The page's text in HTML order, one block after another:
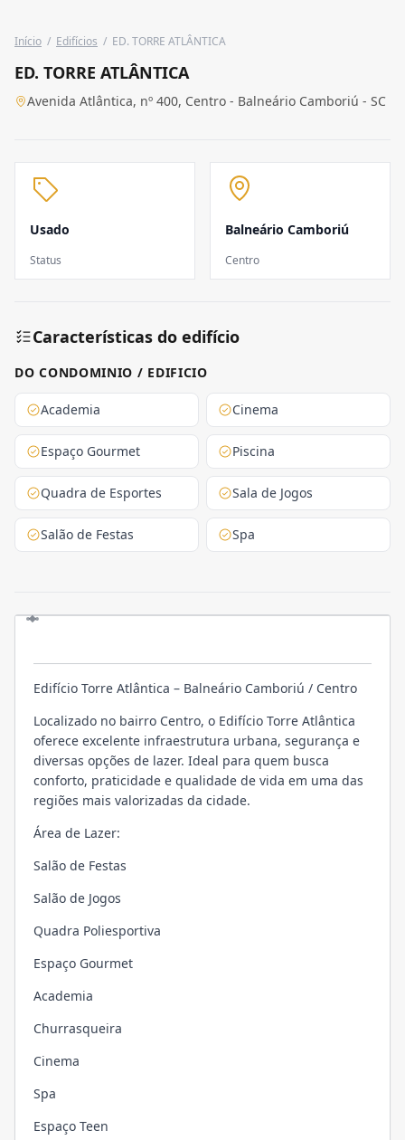
Início / Edifícios / ED. TORRE ATLÂNTICA
ED. TORRE ATLÂNTICA
Avenida Atlântica, nº 400, Centro - Balneário Camboriú - SC
Usado
Status
Balneário Camboriú
Centro
Características do edifício
DO CONDOMINIO / EDIFICIO
Academia Cinema
Espaço Gourmet Piscina
Quadra de Esportes Sala de Jogos
Salão de Festas Spa
Edifício Torre Atlântica – Balneário Camboriú / Centro
Localizado no bairro Centro, o Edifício Torre Atlântica
oferece excelente infraestrutura urbana, segurança e
diversas opções de lazer. Ideal para quem busca
conforto, praticidade e qualidade de vida em uma das
regiões mais valorizadas da cidade.
Área de Lazer:
Salão de Festas
Salão de Jogos
Quadra Poliesportiva
Espaço Gourmet
Academia
Churrasqueira
Cinema
Spa
Espaço Teen